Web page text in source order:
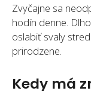
Zvyčajne sa
hodín denne.
oslabiť svaly
prirodzene.
Kedy má